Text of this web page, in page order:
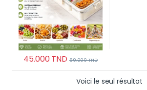
45.000TND 89.000TND
Voici le seul résultat